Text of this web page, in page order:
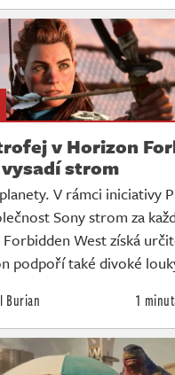
v Horizon
strom
V rámci iniciativy
Sony strom za
West získá
podpoří také divoké
Burian 1